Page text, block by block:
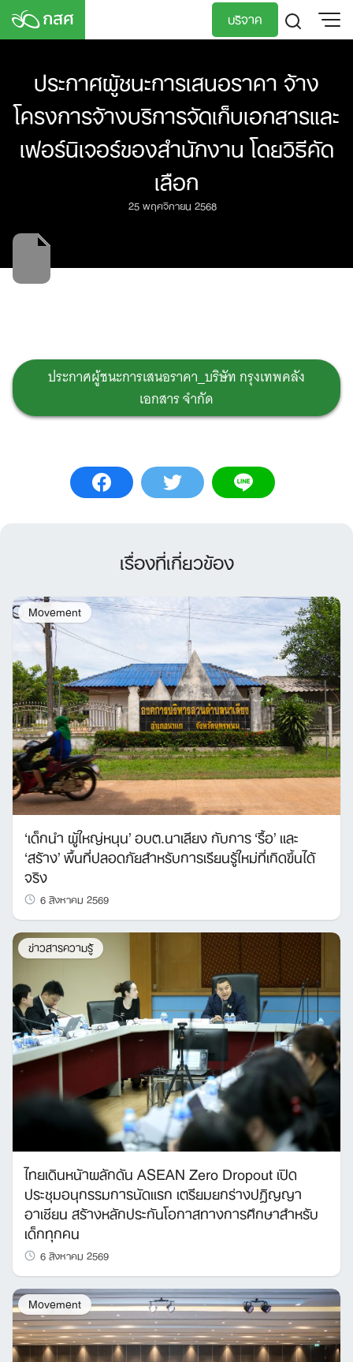
Skip
บริจาค
ประกาศผู้ชนะการเสนอราคา จ้าง
โครงการจ้างบริการจัดเก็บเอกสารและ
เฟอร์นิเจอร์ของสำนักงาน โดยวิธีคัด
เลือก
25 พฤศจิกายน 2568
ประกาศผู้ชนะการเสนอราคา_บริษัท กรุงเทพคลัง
เอกสาร จำกัด
เรื่องที่เกี่ยวข้อง
Movement
‘เด็กนำ ผู้ใหญ่หนุน’ อบต.นาเลียง กับการ ‘รื้อ’ และ
‘สร้าง’ พื้นที่ปลอดภัยสำหรับการเรียนรู้ใหม่ที่เกิดขึ้นได้
จริง
6 สิงหาคม 2569
ข่าวสารความรู้
ไทยเดินหน้าผลักดัน ASEAN Zero Dropout เปิด
ประชุมอนุกรรมการนัดแรก เตรียมยกร่างปฏิญญา
อาเซียน สร้างหลักประกันโอกาสทางการศึกษาสำหรับ
เด็กทุกคน
6 สิงหาคม 2569
Movement